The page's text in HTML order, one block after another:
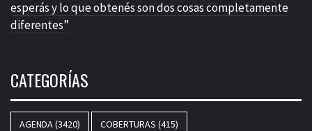
esperás y lo que obtenés son dos cosas completamente
diferentes”
CATEGORÍAS
AGENDA(3420) COBERTURAS (415)